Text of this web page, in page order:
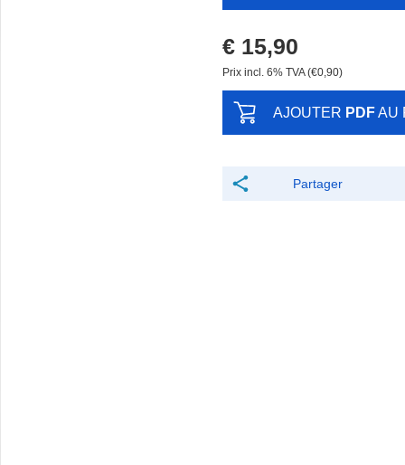
€ 15,90
Prix ​​incl. 6% TVA (€0,90)
AJOUTER PDFAU
Partager